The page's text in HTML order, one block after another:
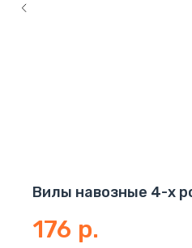
Вилы навозные 4-х
176 р.